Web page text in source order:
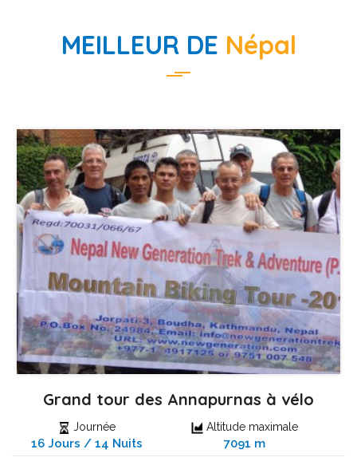
MEILLEUR DE Népal
Grand tour des Annapurnas à vélo
Journée
16 Jours / 14 Nuits
Altitude maximale
7091 m